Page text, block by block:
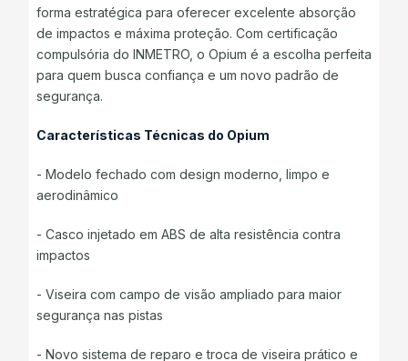
forma estratégica para oferecer excelente absorção
de impactos e máxima proteção. Com certificação
compulsória do INMETRO, o Opium é a escolha perfeita
para quem busca confiança e um novo padrão de
segurança.
Características Técnicas do Opium
- Modelo fechado com design moderno, limpo e
aerodinâmico
- Casco injetado em ABS de alta resistência contra
impactos
- Viseira com campo de visão ampliado para maior
segurança nas pistas
- Novo sistema de reparo e troca de viseira prático e